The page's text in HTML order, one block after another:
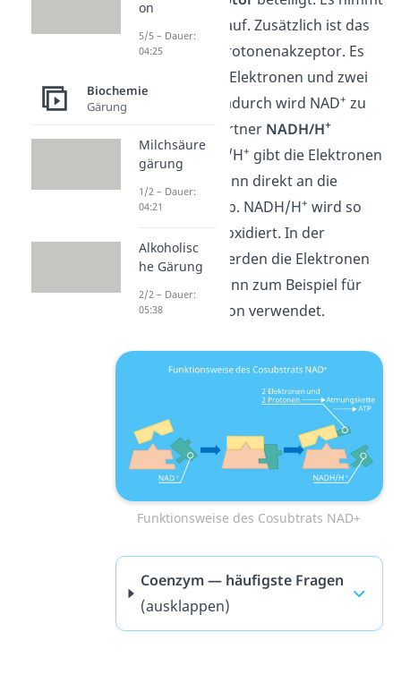
also Elektronen auf. Zusätzlich ist das
NAD+auch ein Protonenakzeptor. Es
nimmt also zwei Elektronen und zwei
Protonen auf. Dadurch wird NAD+ zu
seinem Redoxpartner NADH/H+
reduziert.NADH/H+ gibt die Elektronen
und Protonen dann direkt an die
Atmungskette
ab. NADH/H+ wird so
oxidiert. In der
Atmungskette werden die Elektronen
und Protonen dann zum Beispiel für
die ATP Produktion verwendet.
Funktionsweise des Cosubtrats NAD+
Coenzym — häufigste Fragen
(ausklappen)
on
5/5 – Dauer:
04:25
Biochemie
Gärung
Milchsäure
gärung
1/2 – Dauer:
04:21
Alkoholisc
he Gärung
2/2 – Dauer:
05:38